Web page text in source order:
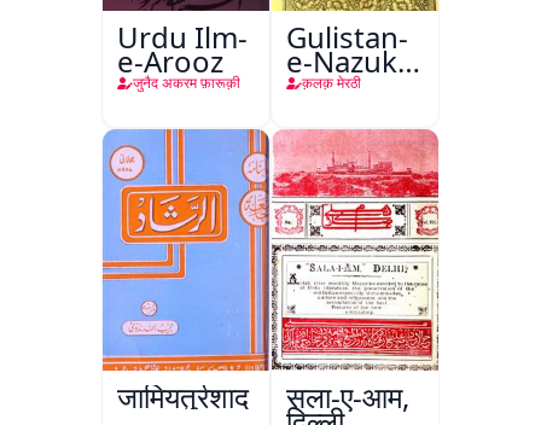
Urdu Ilm-
e-Arooz
जुनैद अकरम फ़ारूक़ी
Gulistan-
e-Nazuk
Khayal
क़लक़ मेरठी
जामियतुर्रशाद सला-ए-आम,